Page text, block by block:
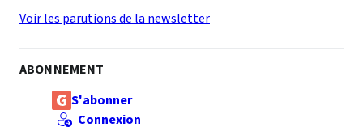
Voir les parutions de la newsletter
ABONNEMENT
S'abonner
Connexion